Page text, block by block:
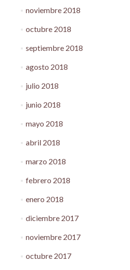
noviembre 2018
octubre 2018
septiembre 2018
agosto 2018
julio 2018
junio 2018
mayo 2018
abril 2018
marzo 2018
febrero 2018
enero 2018
diciembre 2017
noviembre 2017
octubre 2017